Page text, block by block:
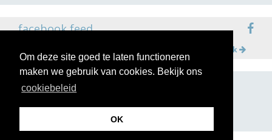
Om deze site goed te laten functioneren
maken we gebruik van cookies. Bekijk ons
cookiebeleid
OK
facebook feed
Meer op facebook
volg ons op